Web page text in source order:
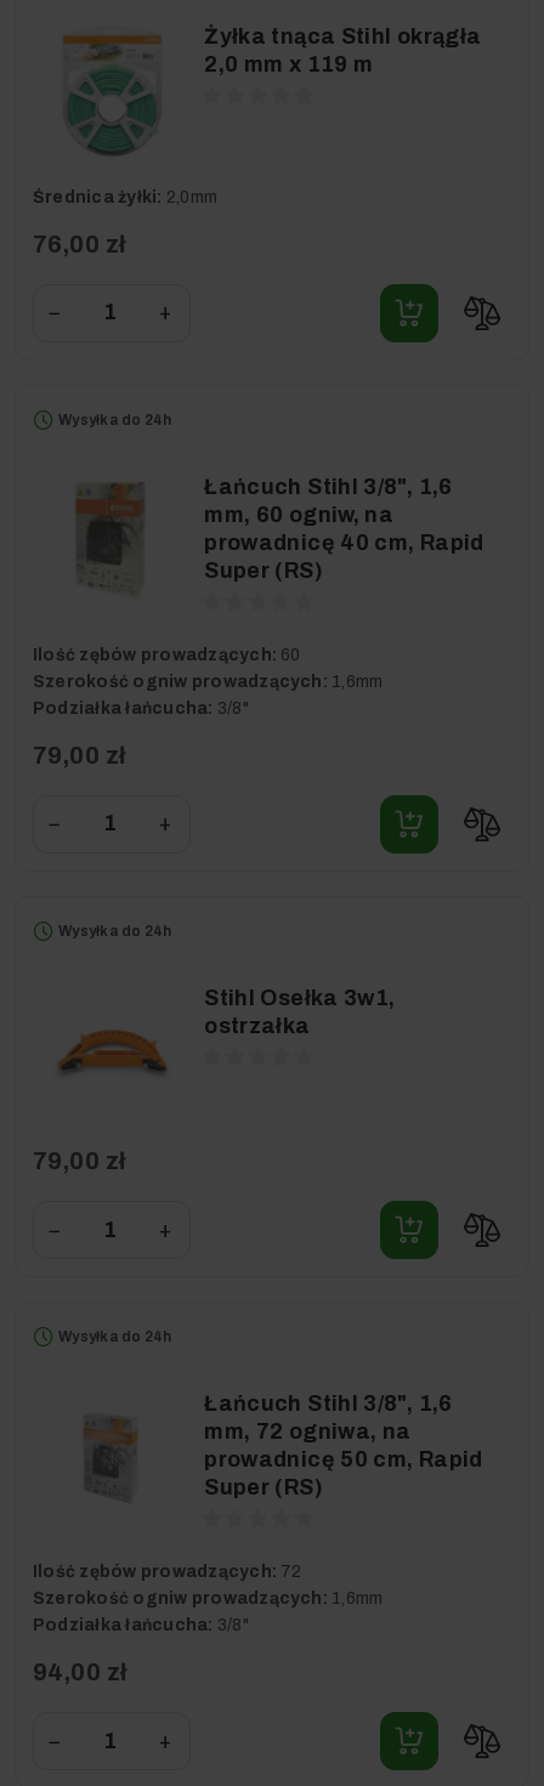
Żyłka tnąca Stihl okrągła
2,0 mm x 119 m
Średnica żyłki: 2,0mm
76,00 zł
− +
Wysyłka do 24h
Łańcuch Stihl 3/8", 1,6
mm, 60 ogniw, na
prowadnicę 40 cm, Rapid
Super (RS)
Ilość zębów prowadzących: 60
Szerokość ogniw prowadzących: 1,6mm
Podziałka łańcucha: 3/8"
79,00 zł
− +
Wysyłka do 24h
Stihl Osełka 3w1,
ostrzałka
79,00 zł
− +
Wysyłka do 24h
Łańcuch Stihl 3/8", 1,6
mm, 72 ogniwa, na
prowadnicę 50 cm, Rapid
Super (RS)
Ilość zębów prowadzących: 72
Szerokość ogniw prowadzących: 1,6mm
Podziałka łańcucha: 3/8"
94,00 zł
− +